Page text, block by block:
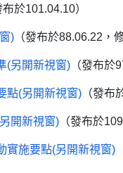
布於101.04.10）
) （發布於88.06.22，
(另開新視窗) （發布於
點(另開新視窗) （發布
開新視窗) （發布於
實施要點(另開新視窗)